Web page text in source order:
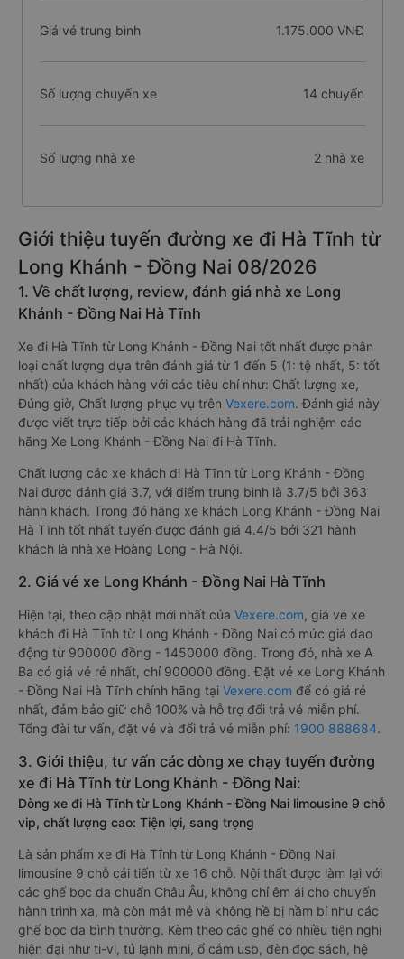
Giá vé trung bình 1.175.000 VNĐ
Số lượng chuyến xe 14 chuyến
Số lượng nhà xe 2 nhà xe
Giới thiệu tuyến đường xe đi Hà Tĩnh từ
Long Khánh - Đồng Nai 08/2026
1. Về chất lượng, review, đánh giá nhà xe Long
Khánh - Đồng Nai Hà Tĩnh
Xe đi Hà Tĩnh từ Long Khánh - Đồng Nai tốt nhất được phân
loại chất lượng dựa trên đánh giá từ 1 đến 5 (1: tệ nhất, 5: tốt
nhất) của khách hàng với các tiêu chí như: Chất lượng xe,
Đúng giờ, Chất lượng phục vụ trên Vexere.com. Đánh giá này
được viết trực tiếp bởi các khách hàng đã trải nghiệm các
hãng Xe Long Khánh - Đồng Nai đi Hà Tĩnh.
Chất lượng các xe khách đi Hà Tĩnh từ Long Khánh - Đồng
Nai được đánh giá 3.7, với điểm trung bình là 3.7/5 bởi 363
hành khách. Trong đó hãng xe khách Long Khánh - Đồng Nai
Hà Tĩnh tốt nhất tuyến được đánh giá 4.4/5 bởi 321 hành
khách là nhà xe Hoàng Long - Hà Nội.
2. Giá vé xe Long Khánh - Đồng Nai Hà Tĩnh
Hiện tại, theo cập nhật mới nhất của Vexere.com, giá vé xe
khách đi Hà Tĩnh từ Long Khánh - Đồng Nai có mức giá dao
động từ 900000 đồng - 1450000 đồng. Trong đó, nhà xe A
Ba có giá vé rẻ nhất, chỉ 900000 đồng. Đặt vé xe Long Khánh
- Đồng Nai Hà Tĩnh chính hãng tại Vexere.com để có giá rẻ
nhất, đảm bảo giữ chỗ 100% và hỗ trợ đổi trả vé miễn phí.
Tổng đài tư vấn, đặt vé và đổi trả vé miễn phí: 1900 888684.
3. Giới thiệu, tư vấn các dòng xe chạy tuyến đường
xe đi Hà Tĩnh từ Long Khánh - Đồng Nai:
Dòng xe đi Hà Tĩnh từ Long Khánh - Đồng Nai limousine 9 chỗ
vip, chất lượng cao: Tiện lợi, sang trọng
Là sản phẩm xe đi Hà Tĩnh từ Long Khánh - Đồng Nai
limousine 9 chỗ cải tiến từ xe 16 chỗ. Nội thất được làm lại với
các ghế bọc da chuẩn Châu Âu, không chỉ êm ái cho chuyến
hành trình xa, mà còn mát mẻ và không hề bị hầm bí như các
ghế bọc da bình thường. Kèm theo các ghế có nhiều tiện nghi
hiện đại như ti-vi, tủ lạnh mini, ổ cắm usb, đèn đọc sách, hệ